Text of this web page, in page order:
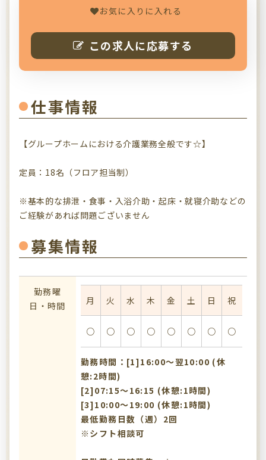
お気に入りに入れる
この求人に応募する
仕事情報
【グループホームにおける介護業務全般です☆】
定員：18名（フロア担当制）
※基本的な排泄・食事・入浴介助・起床・就寝介助などの
ご経験があれば問題ございません
募集情報
勤務曜
日・時間
月 火 水 木 金 土 日 祝
○ ○ ○ ○ ○ ○ ○ ○
勤務時間：[1]16:00〜翌10:00 (休
憩:2時間)
[2]07:15〜16:15 (休憩:1時間)
[3]10:00〜19:00 (休憩:1時間)
最低勤務日数（週）2回
※シフト相談可